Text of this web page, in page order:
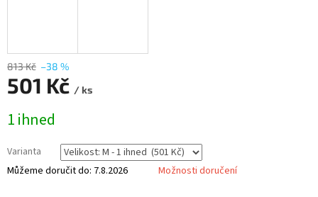
813 Kč –38 %
501 Kč / ks
cena:
1 ihned
Varianta
Můžeme doručit do: 7.8.2026 Možnosti doručení